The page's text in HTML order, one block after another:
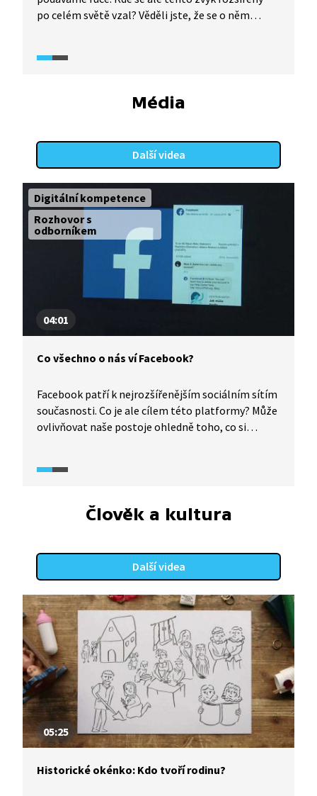
po celém světě vzal? Věděli jste, že se o něm
Média
Další videa
Digitální kompetence
Rozhovor s
odborníkem
04:01
Co všechno o nás ví Facebook?
Facebook patří k nejrozšířenějším sociálním sítím
současnosti. Co je ale cílem této platformy? Může
ovlivňovat naše postoje ohledně toho, co si
O otázce algoritmů Facebooku a jejich
odborníků v pořadu Historie.cs.
Člověk a kultura
Další videa
05:25
Historické okénko: Kdo tvoří rodinu?